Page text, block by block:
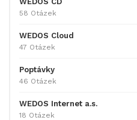
58 Otázek
WEDOS Cloud
47 Otázek
Poptávky
46 Otázek
WEDOS Internet a.s.
18 Otázek